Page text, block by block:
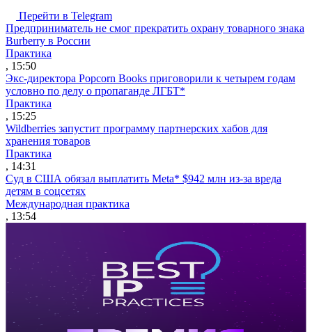
Перейти в Telegram
Предприниматель не смог прекратить охрану товарного знака
Burberry в России
Практика
, 15:50
Экс-директора Popcorn Books приговорили к четырем годам
условно по делу о пропаганде ЛГБТ*
Практика
, 15:25
Wildberries запустит программу партнерских хабов для
хранения товаров
Практика
, 14:31
Суд в США обязал выплатить Meta* $942 млн из-за вреда
детям в соцсетях
Международная практика
, 13:54